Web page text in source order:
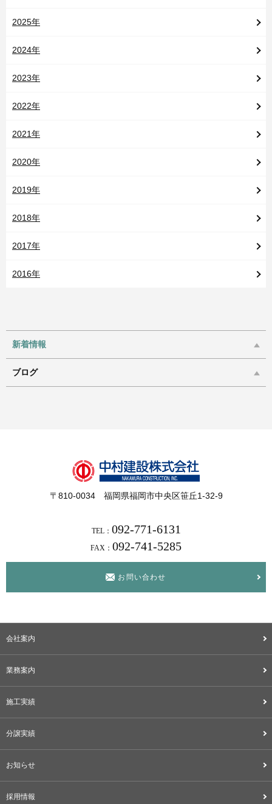
2025年
2024年
2023年
2022年
2021年
2020年
2019年
2018年
2017年
2016年
新着情報
ブログ
〒810-0034 福岡県福岡市中央区笹丘1-32-9
TEL： 092-771-6131
FAX： 092-741-5285
お問い合わせ
会社案内
業務案内
施工実績
分譲実績
お知らせ
採用情報